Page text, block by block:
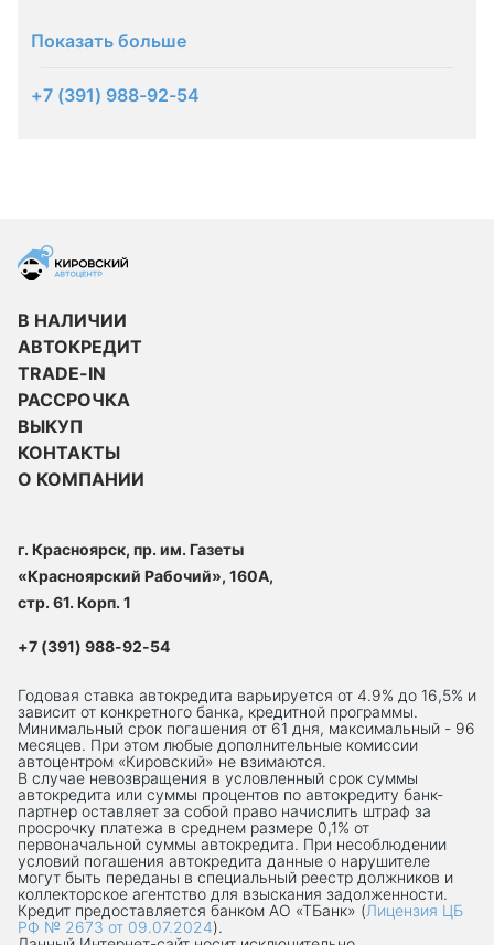
Показать больше
+7 (391) 988-92-54
В НАЛИЧИИ
АВТОКРЕДИТ
TRADE-IN
РАССРОЧКА
ВЫКУП
КОНТАКТЫ
О КОМПАНИИ
г. Красноярск, пр. им. Газеты
«Красноярский Рабочий», 160А,
стр. 61. Корп. 1
+7 (391) 988-92-54
Годовая ставка автокредита варьируется от 4.9% до 16,5% и
зависит от конкретного банка, кредитной программы.
Минимальный срок погашения от 61 дня, максимальный - 96
месяцев. При этом любые дополнительные комиссии
автоцентром «Кировский» не взимаются.
В случае невозвращения в условленный срок суммы
автокредита или суммы процентов по автокредиту банк-
партнер оставляет за собой право начислить штраф за
просрочку платежа в среднем размере 0,1% от
первоначальной суммы автокредита. При несоблюдении
условий погашения автокредита данные о нарушителе
могут быть переданы в специальный реестр должников и
коллекторское агентство для взыскания задолженности.
Кредит предоставляется банком АО «ТБанк» (Лицензия ЦБ
РФ № 2673 от 09.07.2024).